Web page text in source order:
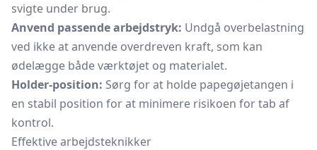
svigte under brug.
Anvend passende arbejdstryk: Undgå overbelastning
ved ikke at anvende overdreven kraft, som kan
ødelægge både værktøjet og materialet.
Holder-position: Sørg for at holde papegøjetangen i
en stabil position for at minimere risikoen for tab af
kontrol.
Effektive arbejdsteknikker